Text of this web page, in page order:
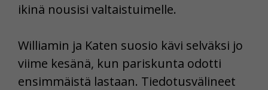
ikinä nousisi valtaistuimelle.
Williamin ja Katen suosio kävi selväksi jo
viime kesänä, kun pariskunta odotti
ensimmäistä lastaan. Tiedotusvälineet